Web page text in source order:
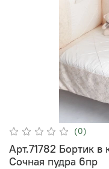
(0)
Арт.71782 Бортик
Сочная пудра 6пр